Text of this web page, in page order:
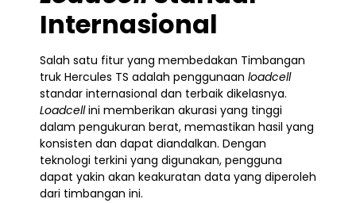
Internasional
Salah satu fitur yang membedakan Timbangan
truk Hercules TS adalah penggunaan loadcell
standar internasional dan terbaik dikelasnya.
Loadcellini memberikan akurasi yang tinggi
dalam pengukuran berat, memastikan hasil yang
konsisten dan dapat diandalkan. Dengan
teknologi terkini yang digunakan, pengguna
dapat yakin akan keakuratan data yang diperoleh
dari timbangan ini.